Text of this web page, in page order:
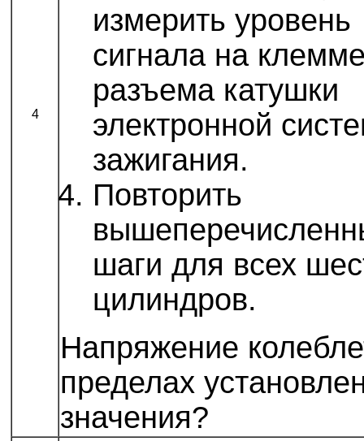
4
измерить уровень
сигнала на
разъема катушки
электронной
зажигания.
Повторить
шаги для всех
цилиндров.
Напряжение
пределах
значения?